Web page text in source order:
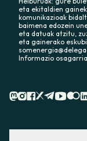
eta ekitaldien
komunikazioak
baimena edozein
eta datuak atzitu,
eta gainerako
Informazio